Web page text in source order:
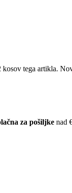
kosov tega artikla.
za pošiljke nad